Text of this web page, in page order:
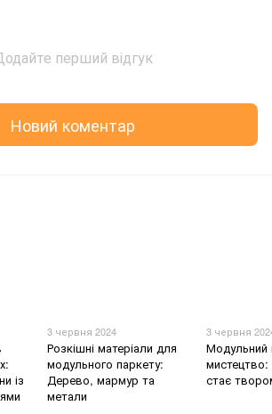
перший відгук
Новий коментар
із
3 червня 2024
Розкішні матеріали для
модульного паркету:
Дерево, мармур та
метали
3 червня
Модульний
мистецтво:
стає